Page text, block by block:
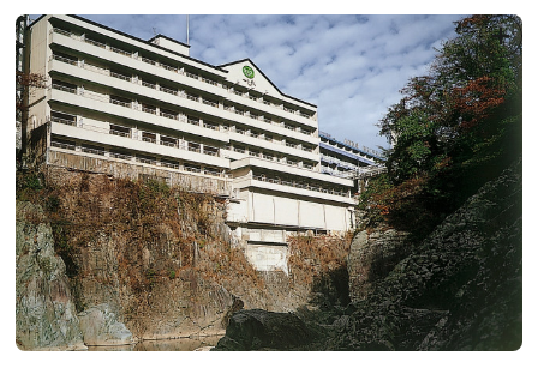
葉を楽しむポタリングと鬼怒川ならではのアクティビティを組み合
わせた４つのプログラムを実施いたします。どなたでも気軽に参加
いただきたく、電動自転車をご用意。心地よい秋風を感じながら、
紅葉景色とアクティビティ体験をお楽しみいただけます。
選べる４つのポタリング
１．ポタリング×ラフティング
２．ポタリング×鬼怒川ライン下り
３．ポタリング×紅葉ハイキング
４．ポタリング×日光焼体験
詳しくは、PDFをご覧ください。